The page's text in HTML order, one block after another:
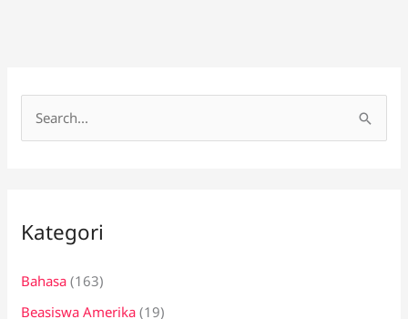
u
t
u
Kategori
Bahasa (163)
Beasiswa Amerika (19)